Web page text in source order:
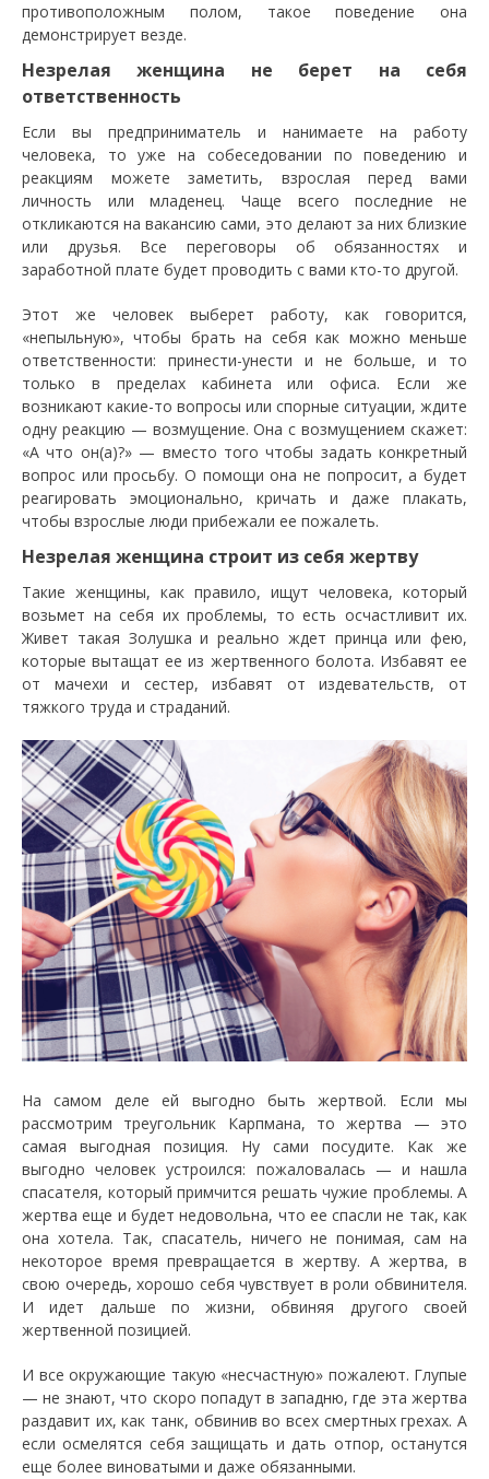
противоположным полом, такое поведение она
демонстрирует везде.
Незрелая женщина не берет на себя
ответственность
Если вы предприниматель и нанимаете на работу
человека, то уже на собеседовании по поведению и
реакциям можете заметить, взрослая перед вами
личность или младенец. Чаще всего последние не
откликаются на вакансию сами, это делают за них близкие
или друзья. Все переговоры об обязанностях и
заработной плате будет проводить с вами кто-то другой.
Этот же человек выберет работу, как говорится,
«непыльную», чтобы брать на себя как можно меньше
ответственности: принести-унести и не больше, и то
только в пределах кабинета или офиса. Если же
возникают какие-то вопросы или спорные ситуации, ждите
одну реакцию — возмущение. Она с возмущением скажет:
«А что он(а)?» — вместо того чтобы задать конкретный
вопрос или просьбу. О помощи она не попросит, а будет
реагировать эмоционально, кричать и даже плакать,
чтобы взрослые люди прибежали ее пожалеть.
Незрелая женщина строит из себя жертву
Такие женщины, как правило, ищут человека, который
возьмет на себя их проблемы, то есть осчастливит их.
Живет такая Золушка и реально ждет принца или фею,
которые вытащат ее из жертвенного болота. Избавят ее
от мачехи и сестер, избавят от издевательств, от
тяжкого труда и страданий.
На самом деле ей выгодно быть жертвой. Если мы
рассмотрим треугольник Карпмана, то жертва — это
самая выгодная позиция. Ну сами посудите. Как же
выгодно человек устроился: пожаловалась — и нашла
спасателя, который примчится решать чужие проблемы. А
жертва еще и будет недовольна, что ее спасли не так, как
она хотела. Так, спасатель, ничего не понимая, сам на
некоторое время превращается в жертву. А жертва, в
свою очередь, хорошо себя чувствует в роли обвинителя.
И идет дальше по жизни, обвиняя другого своей
жертвенной позицией.
И все окружающие такую «несчастную» пожалеют. Глупые
— не знают, что скоро попадут в западню, где эта жертва
раздавит их, как танк, обвинив во всех смертных грехах. А
если осмелятся себя защищать и дать отпор, останутся
еще более виноватыми и даже обязанными.